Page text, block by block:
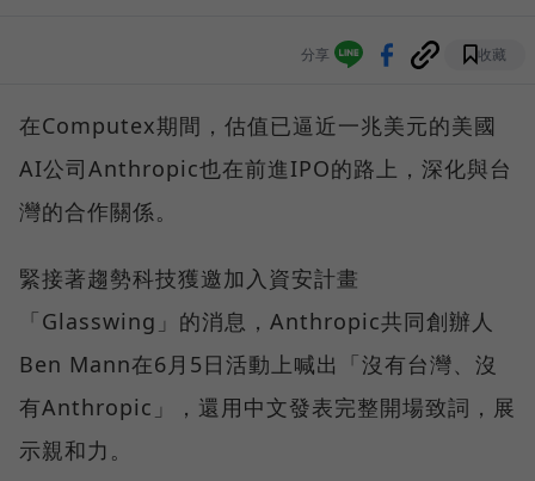
分享 收藏
在Computex期間，估值已逼近一兆美元的美國
AI公司Anthropic也在前進IPO的路上，深化與台
灣的合作關係。
緊接著趨勢科技獲邀加入資安計畫
「Glasswing」的消息，Anthropic共同創辦人
Ben Mann在6月5日活動上喊出「沒有台灣、沒
有Anthropic」，還用中文發表完整開場致詞，展
示親和力。